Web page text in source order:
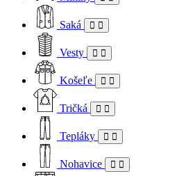
Saká
Vesty
Košeľe
Tričká
Tepláky
Nohavice